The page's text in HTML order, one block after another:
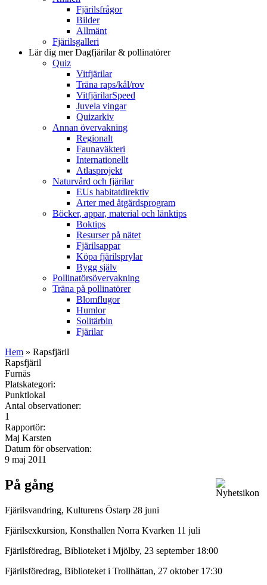
Fjärilsfrågor
Bilder
Allmänt
Fjärilsgalleri
Lär dig merDagfjärilar & pollinatörer
Quiz
Vitfjärilar
Träna raps/kål/rov
VitfjärilarSpeed
Juvela vingar
Quizarkiv
Annan övervakning
Regionalt
Faunaväkteri
Internationellt
Atlasprojekt
Naturvård och fjärilar
EUs habitatdirektiv
Arter med åtgärdsprogram
Böcker, appar, material och länktips
Boktips
Resurser på nätet
Fjärilsappar
Köpa fjärilsprylar
Bygg själv
Pollinatörsövervakning
Träna på pollinatörer
Blomflugor
Humlor
Solitärbin
Fjärilar
Hem » Rapsfjäril
Rapsfjäril
Furnäs
Platskategori:
Punktlokal
Antal observationer:
1
Rapportör:
Maj Karsten
Datum för observation:
9 maj 2011
På gång
Fjärilsvandring, Kulturens Östarp 28 juni
Fjärilsexkursion, Konsthallen Norra Kvarken 11 juli
Fjärilsföredrag, Biblioteket i Mjölby, 23 september 18:00
Fjärilsföredrag, Biblioteket i Trollhättan, 27 oktober 17:30